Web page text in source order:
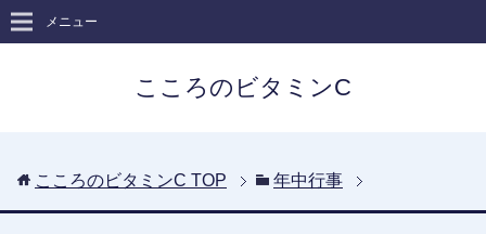
こころのビタミンC
メニュー
こころのビタミンC TOP 年中行事